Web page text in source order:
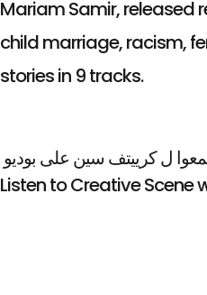
Mariam Samir, released
child marriage, racism,
stories in 9 tracks.
ل كرييتف سين على بوديو
Listen to Creative Scene